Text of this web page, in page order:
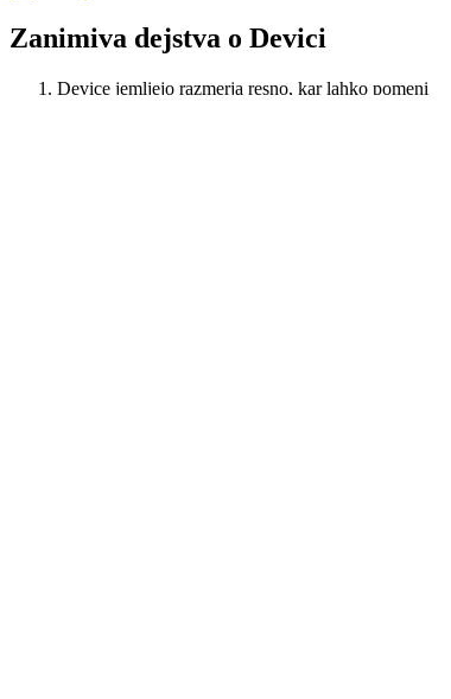
Zanimiva dejstva o Devici
Device jemljejo razmerja resno, kar lahko pomeni